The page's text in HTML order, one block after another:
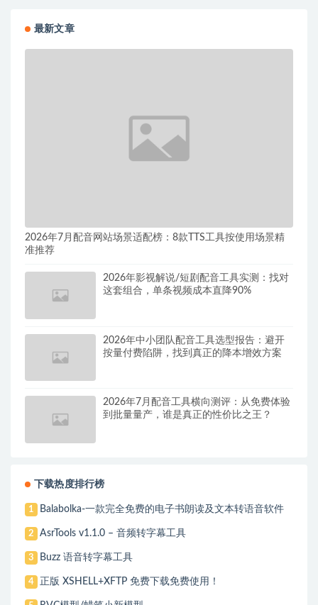
最新文章
2026年7月配音网站场景适配榜：8款TTS工具按使用场景精
准推荐
2026年影视解说/短剧配音工具实测：找对
这套组合，单条视频成本直降90%
2026年中小团队配音工具选型报告：避开
按量付费陷阱，找到真正的降本增效方案
2026年7月配音工具横向测评：从免费体验
到批量量产，谁是真正的性价比之王？
下载热度排行榜
1 Balabolka-一款完全免费的电子书朗读及文本转语音软件
2 AsrTools v1.1.0 – 音频转字幕工具
3 Buzz 语音转字幕工具
4 正版 XSHELL+XFTP 免费下载免费使用！